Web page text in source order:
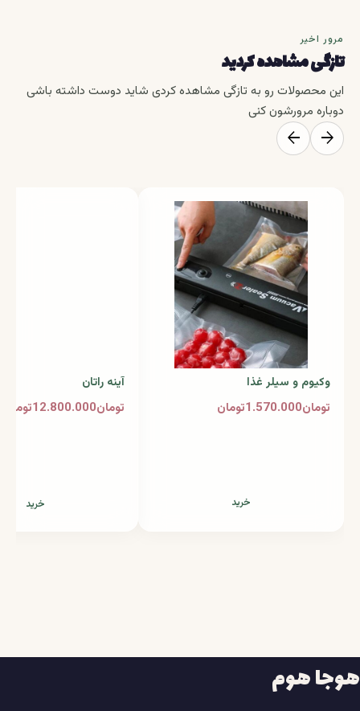
مرور اخیر
تازگی مشاهده کردید
این محصولات رو به تازگی مشاهده کردی شاید دوست داشته باشی
دوباره مرورشون کنی
arrow_forward
arrow_back
وکیوم و سیلر غذا
تومان1.570.000تومان
خرید
آینه راتان
تومان12.800.000تومان
خرید
هوجا هوم